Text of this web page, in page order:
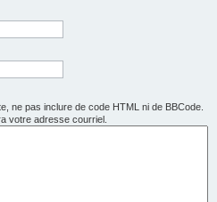
ne pas inclure de code HTML ni de BBCode.
votre adresse courriel.